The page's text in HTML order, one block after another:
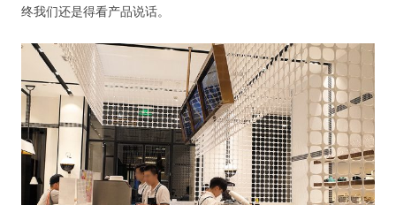
终我们还是得看产品说话。